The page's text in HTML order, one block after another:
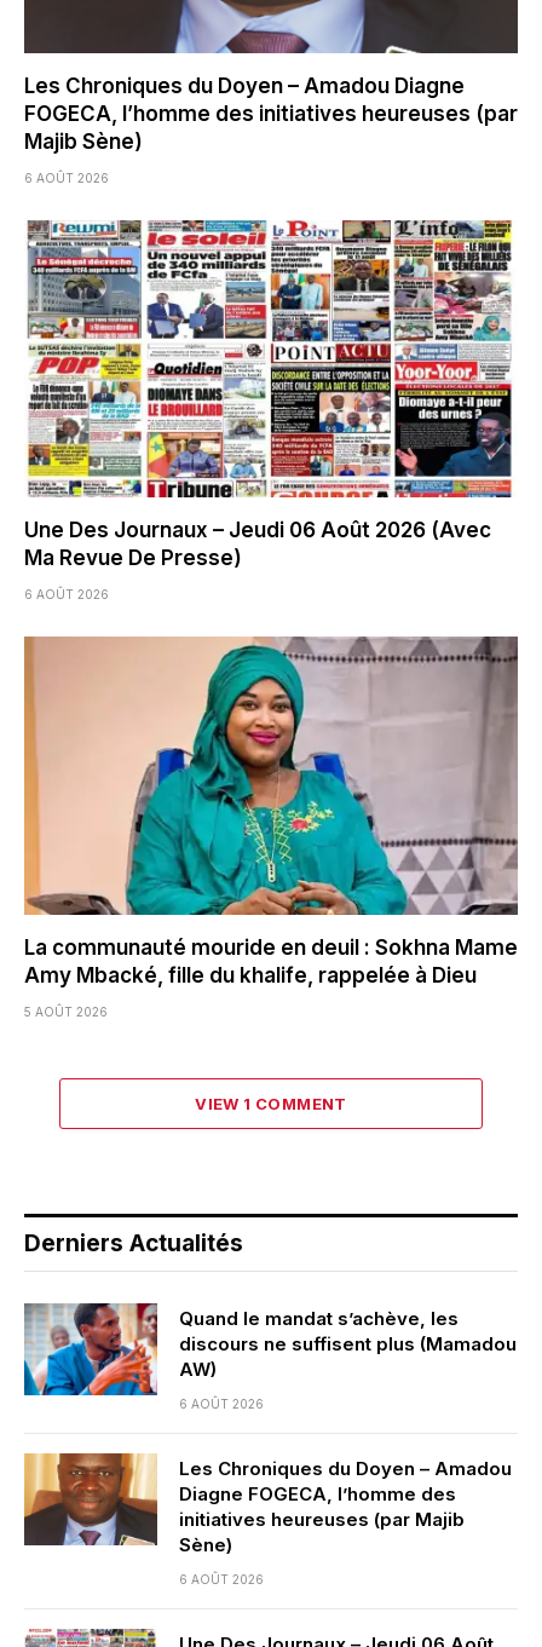
Les Chroniques du Doyen – Amadou Diagne
FOGECA, l’homme des initiatives heureuses (par
Majib Sène)
6 AOÛT 2026
Une Des Journaux – Jeudi 06 Août 2026 (Avec
Ma Revue De Presse)
6 AOÛT 2026
La communauté mouride en deuil : Sokhna Mame
Amy Mbacké, fille du khalife, rappelée à Dieu
5 AOÛT 2026
VIEW 1 COMMENT
Derniers Actualités
Quand le mandat s’achève, les
discours ne suffisent plus (Mamadou
AW)
6 AOÛT 2026
Les Chroniques du Doyen – Amadou
Diagne FOGECA, l’homme des
initiatives heureuses (par Majib
Sène)
6 AOÛT 2026